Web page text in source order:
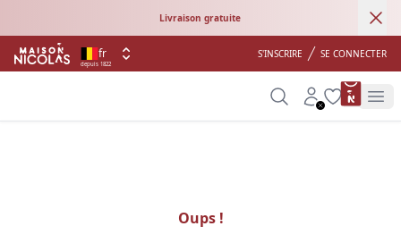
Livraison gratuite
depuis 1822
fr S'INSCRIRE SE CONNECTER
SearchAccount
Wishlist
Oups !